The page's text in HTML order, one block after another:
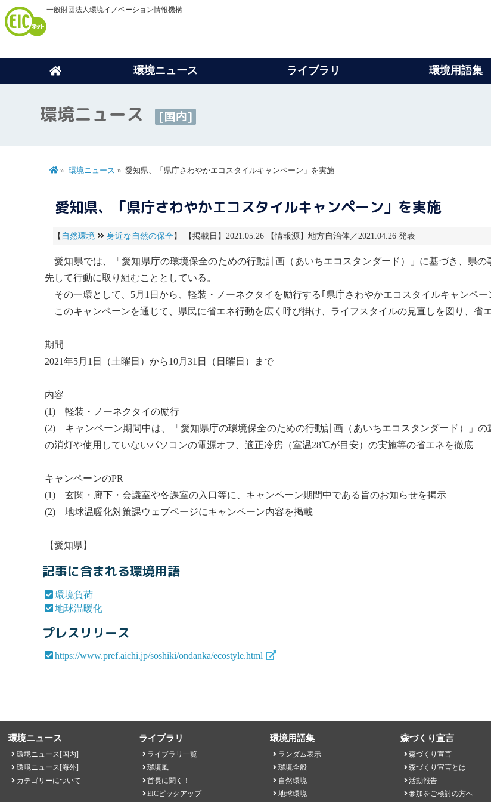
一般財団法人環境イノベーション情報機構
環境ニュース ライブラリ 環境用語集
環境ニュース [国内]
環境ニュース 愛知県、「県庁さわやかエコスタイルキャンペーン」を実施
愛知県、「県庁さわやかエコスタイルキャンペーン」を実施
【 自然環境 身近な自然の保全】 【掲載日】2021.05.26 【情報源】地方自治体／2021.04.26 発表
愛知県では、「愛知県庁の環境保全のための行動計画（あいちエコスタンダード）」に基づき、県の
先して行動に取り組むこととしている。
その一環として、5月1日から、軽装・ノーネクタイを励行する｢県庁さわやかエコスタイルキャンペー
このキャンペーンを通じて、県民に省エネ行動を広く呼び掛け、ライフスタイルの見直しを図り、省
期間
2021年5月1日（土曜日）から10月31日（日曜日）まで
内容
(1) 軽装・ノーネクタイの励行
(2) キャンペーン期間中は、「愛知県庁の環境保全のための行動計画（あいちエコスタンダード）」
の消灯や使用していないパソコンの電源オフ、適正冷房（室温28℃が目安）の実施等の省エネを徹底
キャンペーンのPR
(1) 玄関・廊下・会議室や各課室の入口等に、キャンペーン期間中である旨のお知らせを掲示
(2)地球温暖化対策課ウェブページにキャンペーン内容を掲載
【愛知県】
記事に含まれる環境用語
環境負荷
地球温暖化
プレスリリース
https://www.pref.aichi.jp/soshiki/ondanka/ecostyle.html
環境ニュース
環境ニュース[国内]
環境ニュース[海外]
カテゴリーについて
ライブラリ
ライブラリ一覧
環境風
首長に聞く！
EICピックアップ
環境用語集
ランダム表示
環境全般
自然環境
地球環境
森づくり宣言
森づくり宣言
森づくり宣言とは
活動報告
参加をご検討の方へ